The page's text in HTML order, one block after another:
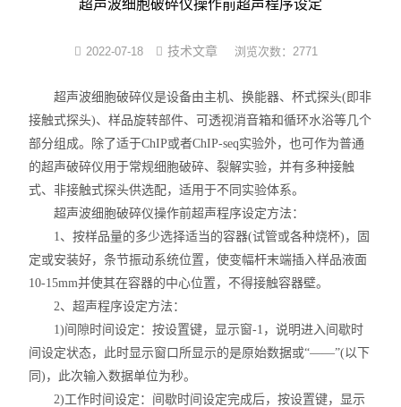
超声波清洗机
光化学反应设备
冷冻干燥机
低温|恒温|制冷设备
培养箱系列
样品组织研磨仪
超声波细胞破碎仪操作前超声程序设定
2022-07-18 技术文章 浏览次数：2771
超声波细胞破碎仪是设备由主机、换能器、杯式探头(即非
接触式探头)、样品旋转部件、可透视消音箱和循环水浴等几个
部分组成。除了适于ChIP或者ChIP-seq实验外，也可作为普通
的超声破碎仪用于常规细胞破碎、裂解实验，并有多种接触
式、非接触式探头供选配，适用于不同实验体系。
超声波细胞破碎仪操作前超声程序设定方法：
1、按样品量的多少选择适当的容器(试管或各种烧杯)，固
定或安装好，条节振动系统位置，使变幅杆末端插入样品液面
10-15mm并使其在容器的中心位置，不得接触容器壁。
2、超声程序设定方法：
1)间隙时间设定：按设置键，显示窗-1，说明进入间歇时
间设定状态，此时显示窗口所显示的是原始数据或“——”(以下
同)，此次输入数据单位为秒。
2)工作时间设定：间歇时间设定完成后，按设置键，显示